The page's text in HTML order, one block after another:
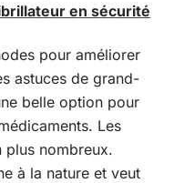
en sécurité
pour améliorer
astuces de grand-
belle option pour
Les
plus nombreux.
à la nature et veut